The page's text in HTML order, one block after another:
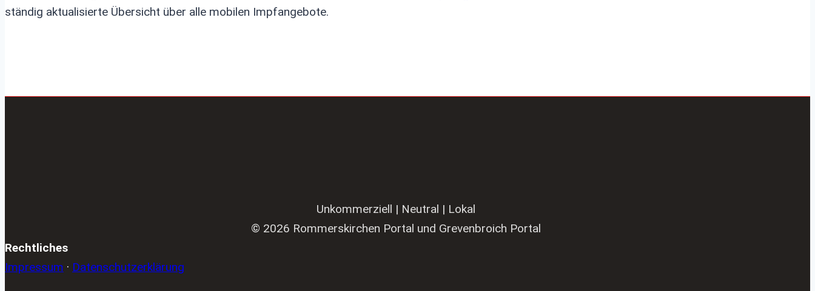
ständig aktualisierte Übersicht über alle mobilen Impfangebote.
Unkommerziell | Neutral | Lokal
© 2026 Rommerskirchen Portal und Grevenbroich Portal
Rechtliches
Impressum · Datenschutzerklärung